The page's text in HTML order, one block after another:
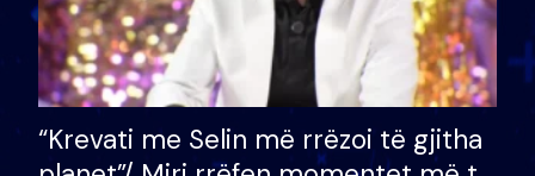
“Krevati me Selin më rrëzoi të gjitha